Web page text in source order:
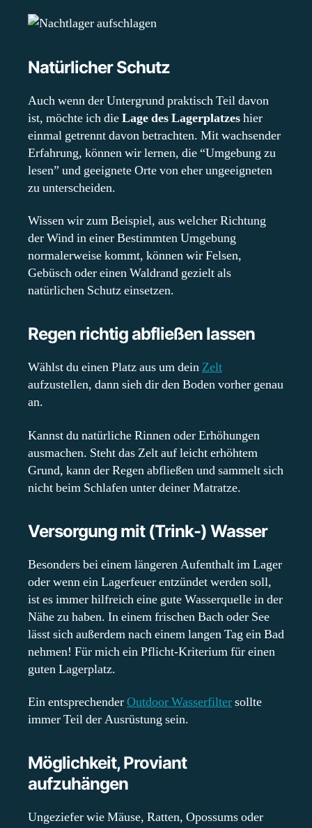
Natürlicher Schutz
Auch wenn der Untergrund praktisch Teil davon
ist, möchte ich dieLage des Lagerplatzeshier
einmal getrennt davon betrachten. Mit wachsender
Erfahrung, können wir lernen, die “Umgebung zu
lesen” und geeignete Orte von eher ungeeigneten
zu unterscheiden.
Wissen wir zum Beispiel, aus welcher Richtung
der Wind in einer Bestimmten Umgebung
normalerweise kommt, können wir Felsen,
Gebüsch oder einen Waldrand gezielt als
natürlichen Schutz einsetzen.
Regen richtig abfließen lassen
Wählst du einen Platz aus um dein Zelt
aufzustellen, dann sieh dir den Boden vorher genau
an.
Kannst du natürliche Rinnen oder Erhöhungen
ausmachen. Steht das Zelt auf leicht erhöhtem
Grund, kann der Regen abfließen und sammelt sich
nicht beim Schlafen unter deiner Matratze.
Versorgung mit (Trink-) Wasser
Besonders bei einem längeren Aufenthalt im Lager
oder wenn ein Lagerfeuer entzündet werden soll,
ist es immer hilfreich eine gute Wasserquelle in der
Nähe zu haben. In einem frischen Bach oder See
lässt sich außerdem nach einem langen Tag ein Bad
nehmen! Für mich ein Pflicht-Kriterium für einen
guten Lagerplatz.
Ein entsprechenderOutdoor Wasserfiltersollte
immer Teil der Ausrüstung sein.
Möglichkeit, Proviant
aufzuhängen
Ungeziefer wie Mäuse, Ratten, Opossums oder